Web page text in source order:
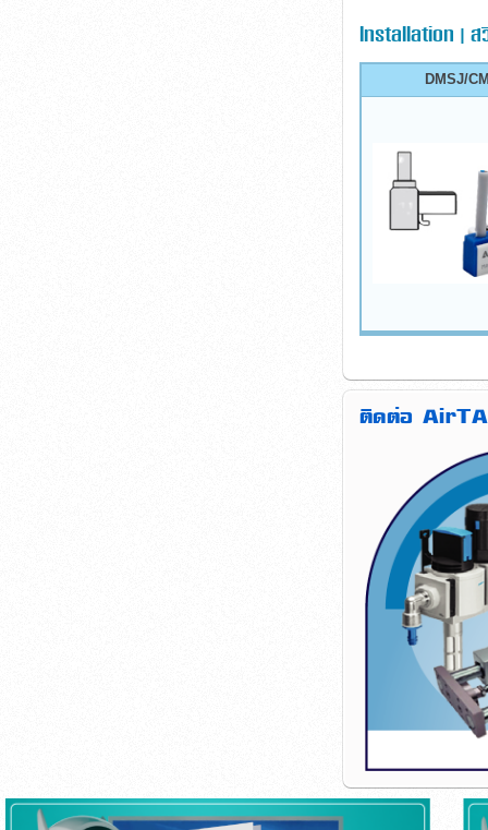
Installation | ส
DMSJ/
ติดต่อ